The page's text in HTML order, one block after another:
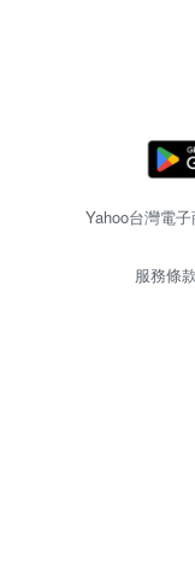
Yahoo台灣電
服務條款